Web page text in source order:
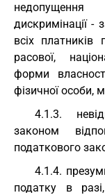
недопущення
дискримінації -
всіх платників
расової,
форми
фізичної особи,
4.1.3.
законом
податкового
4.1.4.
податку в